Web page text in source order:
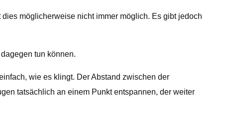
möglicherweise nicht immer möglich. Es gibt jedoch
tun können.
wie es klingt. Der Abstand zwischen der
tatsächlich an einem Punkt entspannen, der weiter